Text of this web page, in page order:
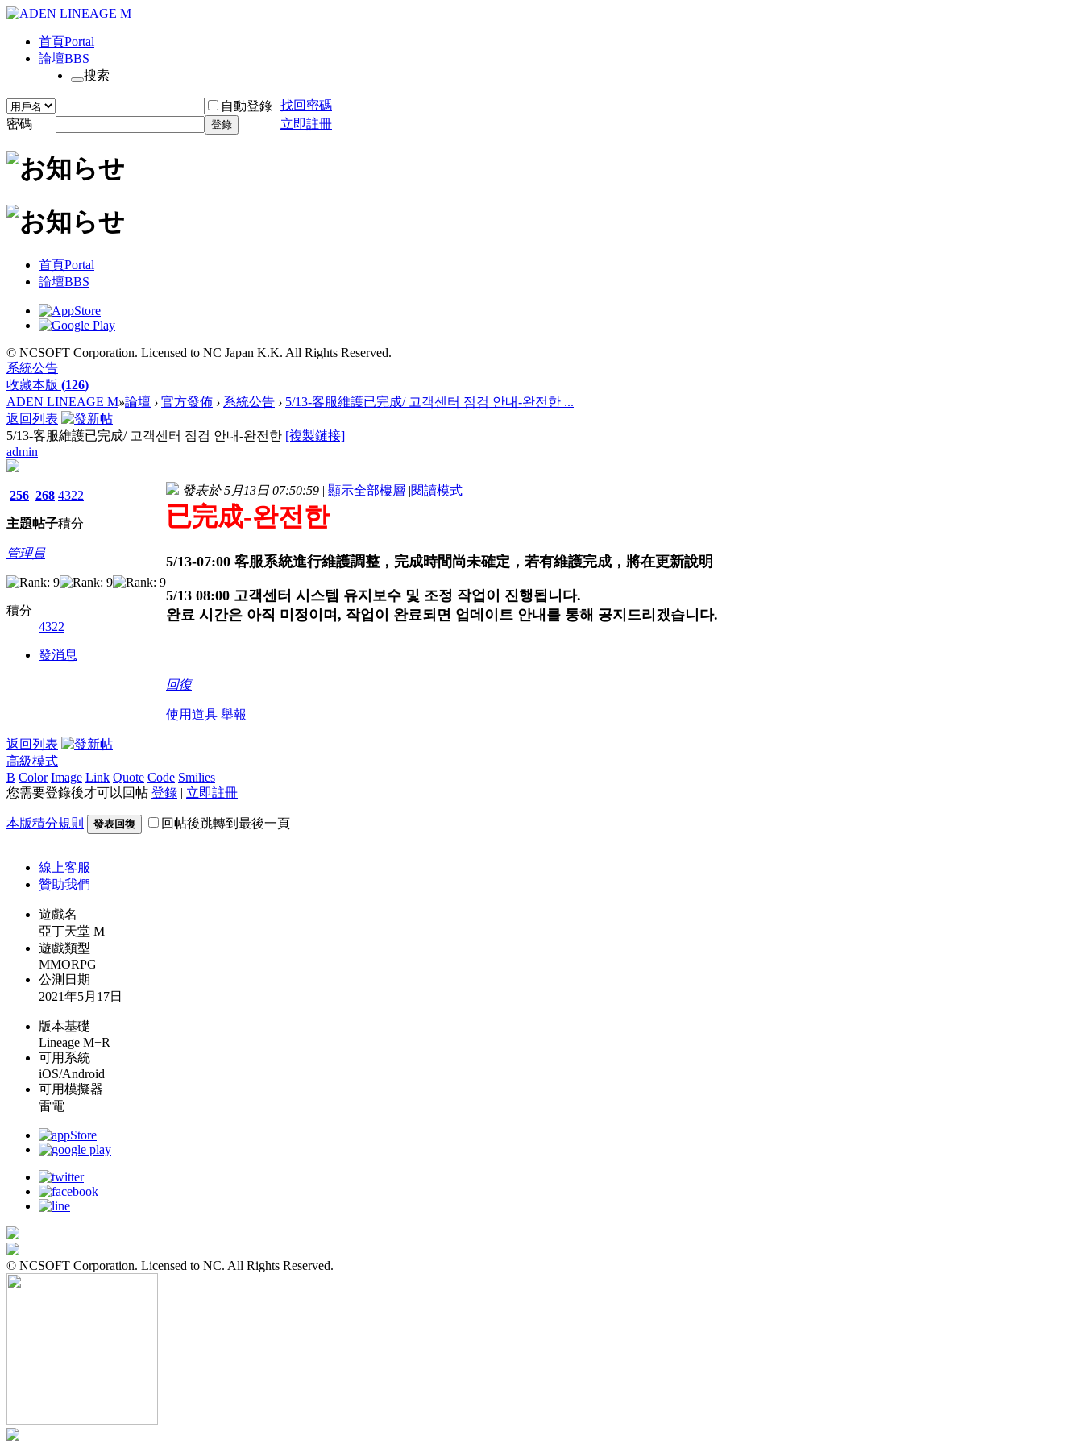
首頁Portal
論壇BBS
搜索
自動登錄 找回密碼
密碼
登錄 立即註冊
首頁Portal
論壇BBS
© NCSOFT Corporation. Licensed to NC Japan K.K. All Rights Reserved.
系統公告
收藏本版 (126)
ADEN LINEAGE M»論壇 › 官方發佈 › 系統公告 › 5/13-客服維護已完成/ 고객센터 점검 안내-완전한 ...
返回列表
5/13-客服維護已完成/ 고객센터 점검 안내-완전한 [複製鏈接]
admin
256
主題
268
帖子
4322
積分
管理員
積分
4322
發消息
發表於 5月13日 07:50:59 | 顯示全部樓層 |閱讀模式
已完成-완전한
5/13-07:00 客服系統進行維護調整，完成時間尚未確定，若有維護完成，將在更新說明
5/13 08:00 고객센터 시스템 유지보수 및 조정 작업이 진행됩니다.
완료 시간은 아직 미정이며, 작업이 완료되면 업데이트 안내를 통해 공지드리겠습니다.
回復
使用道具 舉報
返回列表
高級模式
B Color Image Link Quote Code Smilies
您需要登錄後才可以回帖 登錄 | 立即註冊
本版積分規則 發表回復 回帖後跳轉到最後一頁
線上客服
贊助我們
遊戲名
亞丁天堂 M
遊戲類型
MMORPG
公測日期
2021年5月17日
版本基礎
Lineage M+R
可用系統
iOS/Android
可用模擬器
雷電
© NCSOFT Corporation. Licensed to NC. All Rights Reserved.